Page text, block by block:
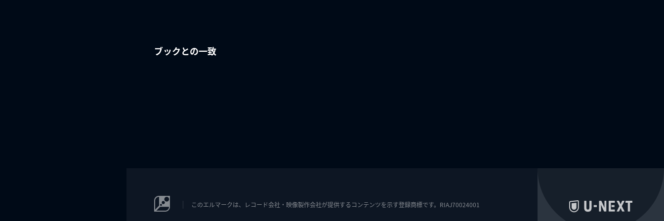
ブックとの一致
このエルマークは、レコード会社・映像製作会社が提供するコンテンツを示す登録商標です。RIAJ70024001